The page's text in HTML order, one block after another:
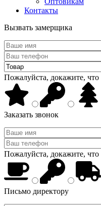
Контакты
Вызвать замерщика
Пожалуйста, докажите,
Заказать звонок
Пожалуйста, докажите,
Письмо директору